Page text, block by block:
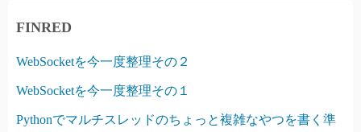
FINRED
WebSocketを今一度整理その２
WebSocketを今一度整理その１
Pythonでマルチスレッドのちょっと複雑なやつを書く準